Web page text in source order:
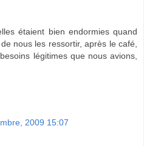
étaient bien endormies quand
nous les ressortir, après le café,
légitimes que nous avions,
2009 15:07